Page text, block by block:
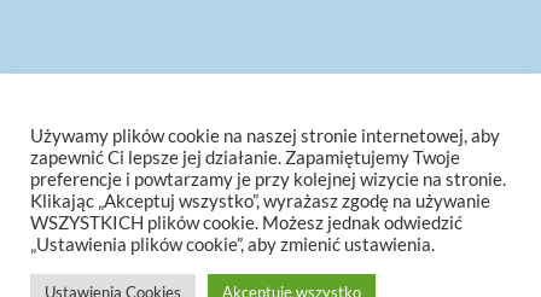
Używamy plików cookie na naszej stronie internetowej, aby
zapewnić Ci lepsze jej działanie. Zapamiętujemy Twoje
preferencje i powtarzamy je przy kolejnej wizycie na stronie.
Klikając „Akceptuj wszystko”, wyrażasz zgodę na używanie
WSZYSTKICH plików cookie. Możesz jednak odwiedzić
„Ustawienia plików cookie”, aby zmienić ustawienia.
Ustawienia Cookies Akceptuję wszystko